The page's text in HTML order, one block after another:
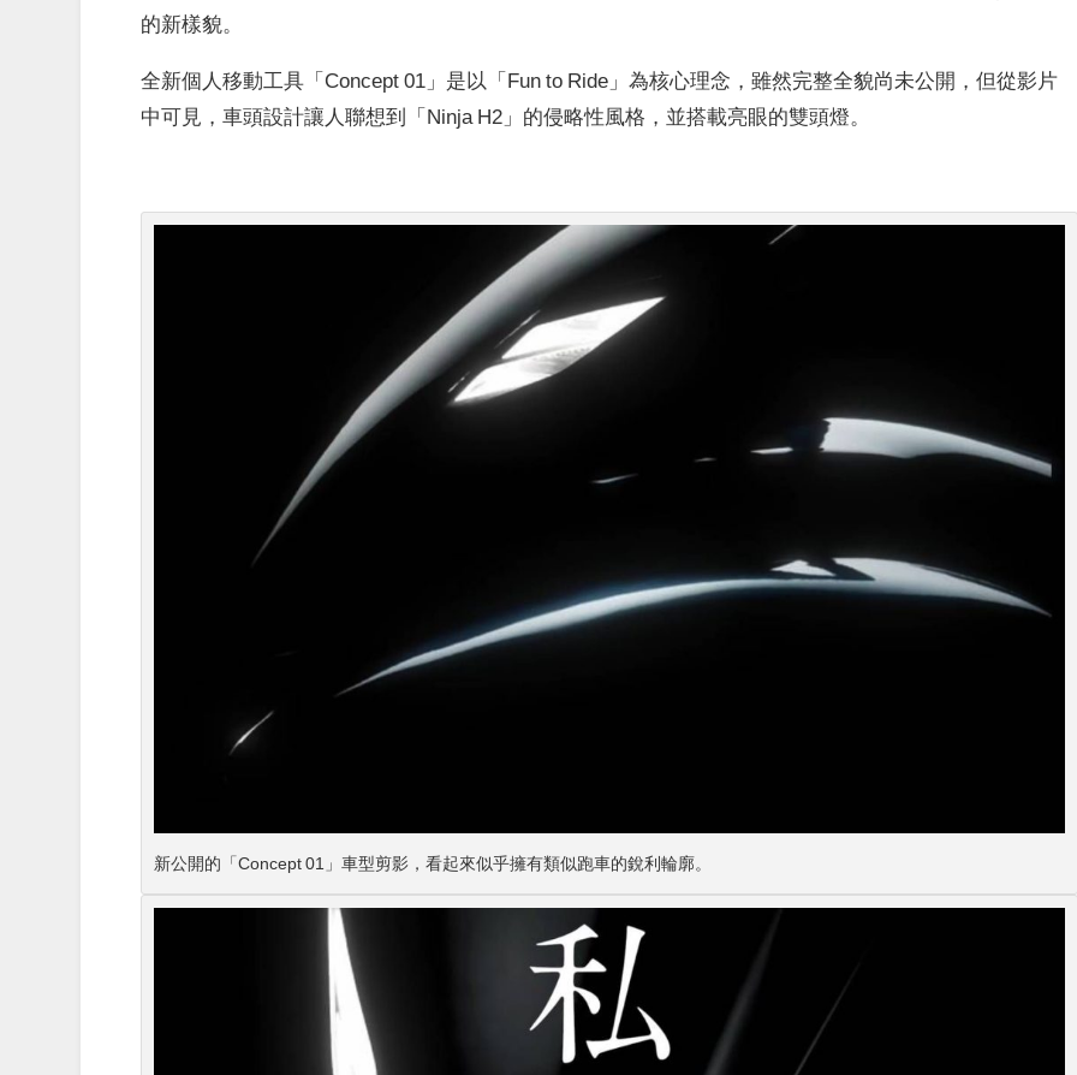
的新樣貌。
全新個人移動工具 「Concept 01」是以「Fun to Ride」為核心理念，雖然完整全貌尚未公開，但從影片
中可見，車頭設計讓人聯想到「Ninja H2」的侵略性風格，並搭載亮眼的雙頭燈。
新公開的「Concept 01」車型剪影，看起來似乎擁有類似跑車的銳利輪廓。